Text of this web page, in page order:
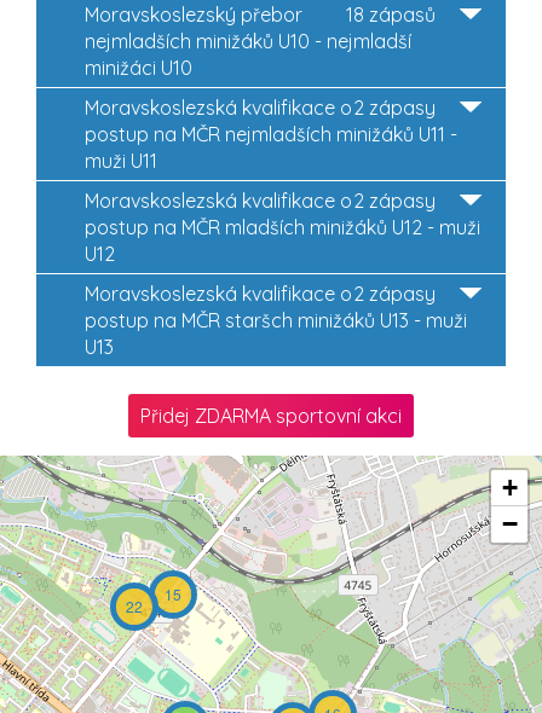
18 zápasů
Moravskoslezský přebor
nejmladších minižáků U10 - nejmladší
minižáci U10
2 zápasy
Moravskoslezská kvalifikace o
postup na MČR nejmladších minižáků U11 -
muži U11
2 zápasy
Moravskoslezská kvalifikace o
postup na MČR mladších minižáků U12 - muži
U12
2 zápasy
Moravskoslezská kvalifikace o
postup na MČR staršch minižáků U13 - muži
U13
Přidej ZDARMA sportovní akci
15
22
+
−